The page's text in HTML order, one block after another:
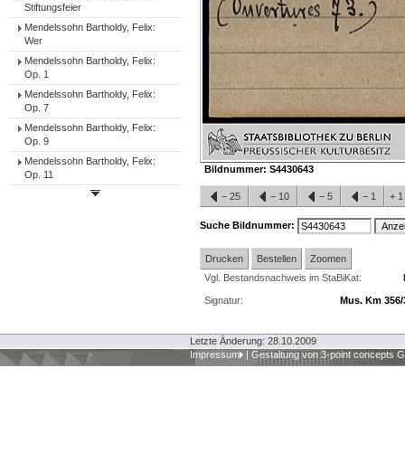
Stiftungsfeier
Mendelssohn Bartholdy, Felix:
Wer
Mendelssohn Bartholdy, Felix:
Op. 1
Mendelssohn Bartholdy, Felix:
Op. 7
Mendelssohn Bartholdy, Felix:
Op. 9
Mendelssohn Bartholdy, Felix:
Op. 11
Bildnummer:S4430643
− 25 − 10 − 5 − 1 +
Suche Bildnummer:
Drucken Bestellen
Zoomen
Vgl. Bestandsnachweis im StaBiKat:
Signatur: Mus. Km 356/
Letzte Änderung: 28.10.2009
Impressum
Gestaltung von 3-point concepts